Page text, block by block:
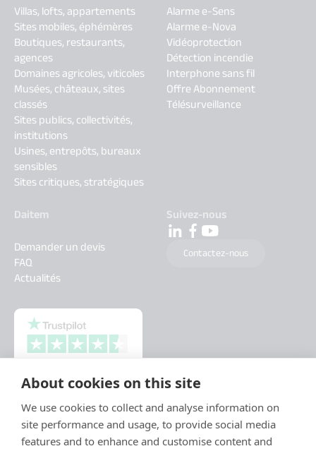
About cookies on this site
We use cookies to collect and analyse information on
site performance and usage, to provide social media
features and to enhance and customise content and
Villas, lofts, appartements
Sites mobiles, éphémères
Boutiques, restaurants,
agences
Domaines agricoles, viticoles
Musées, châteaux, sites
classés
Sites publics, collectivités,
institutions
Usines, entrepôts, bureaux
sensibles
Sites critiques, stratégiques
Alarme e-Sens
Alarme e-Nova
Vidéoprotection
Détection incendie
Interphone sans fil
Offre Abonnement
Télésurveillance
Daitem
Demander un devis
FAQ
Actualités
Suivez-nous
Contactez-nous